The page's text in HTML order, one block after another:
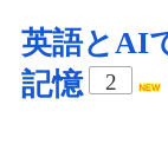
英語とAI
記憶
2